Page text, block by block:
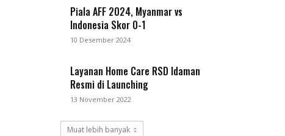
Piala AFF 2024, Myanmar vs
Indonesia Skor 0-1
10 Desember 2024
Layanan Home Care RSD Idaman
Resmi di Launching
13 November 2022
Muat lebih banyak